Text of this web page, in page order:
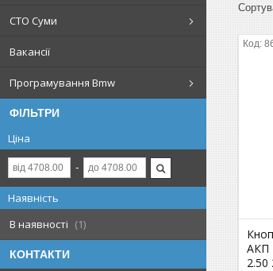
СТО Суми
Вакансії
Програмування Bmw
ФІЛЬТРИ
Ціна
Наявність
В наявності
1
КОНТАКТИ
АКП
2.50